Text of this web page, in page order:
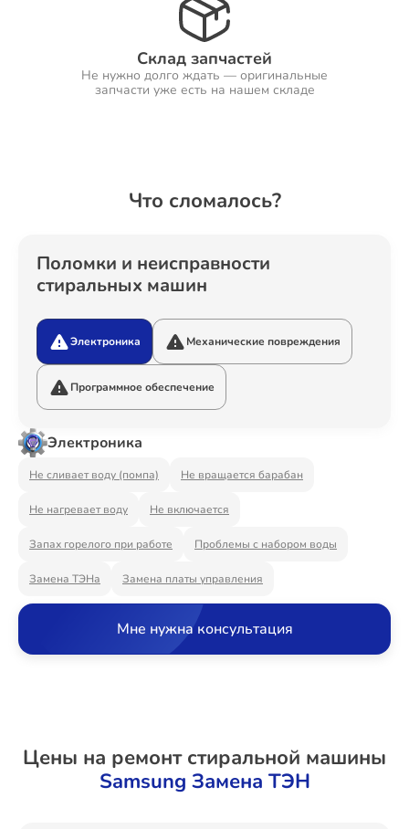
Склад запчастей
Не нужно долго ждать — оригинальные
запчасти уже есть на нашем складе
Что сломалось?
Поломки и неисправности
стиральных машин
Электроника Механические повреждения
Программное обеспечение
Электроника
Не сливает воду (помпа) Не вращается барабан
Не нагревает воду Не включается
Запах горелого при работе Проблемы с набором воды
Замена ТЭНа Замена платы управления
Мне нужна консультация
Цены на ремонт стиральной машины
Samsung Замена ТЭН
Ремонт Холодильников
Ремонт Варочных панелей
Ремонт Акустических систем
Ремонт Интерактивных панелей
Ремонт Водонагревателей
Ремонт Духовых шкафов